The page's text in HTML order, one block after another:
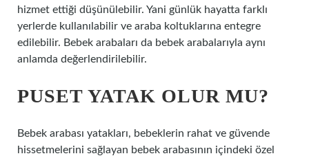
hizmet ettiği düşünülebilir. Yani günlük hayatta farklı
yerlerde kullanılabilir ve araba koltuklarına entegre
edilebilir. Bebek arabaları da bebek arabalarıyla aynı
anlamda değerlendirilebilir.
PUSET YATAK OLUR MU?
Bebek arabası yatakları, bebeklerin rahat ve güvende
hissetmelerini sağlayan bebek arabasının içindeki özel